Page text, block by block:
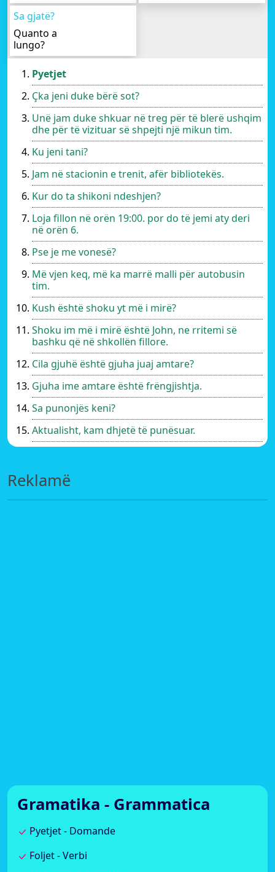
Sa gjatë?
Quanto a
lungo?
Pyetjet
Çka jeni duke bërë sot?
Unë jam duke shkuar në treg për të blerë ushqim
dhe për të vizituar së shpejti një mikun tim.
Ku jeni tani?
Jam në stacionin e trenit, afër bibliotekës.
Kur do ta shikoni ndeshjen?
Loja fillon në orën 19:00. por do të jemi aty deri
në orën 6.
Pse je me vonesë?
Më vjen keq, më ka marrë malli për autobusin
tim.
Kush është shoku yt më i mirë?
Shoku im më i mirë është John, ne rritemi së
bashku që në shkollën fillore.
Cila gjuhë është gjuha juaj amtare?
Gjuha ime amtare është frëngjishtja.
Sa punonjës keni?
Aktualisht, kam dhjetë të punësuar.
Reklamë
Gramatika - Grammatica
Pyetjet - Domande
Foljet - Verbi